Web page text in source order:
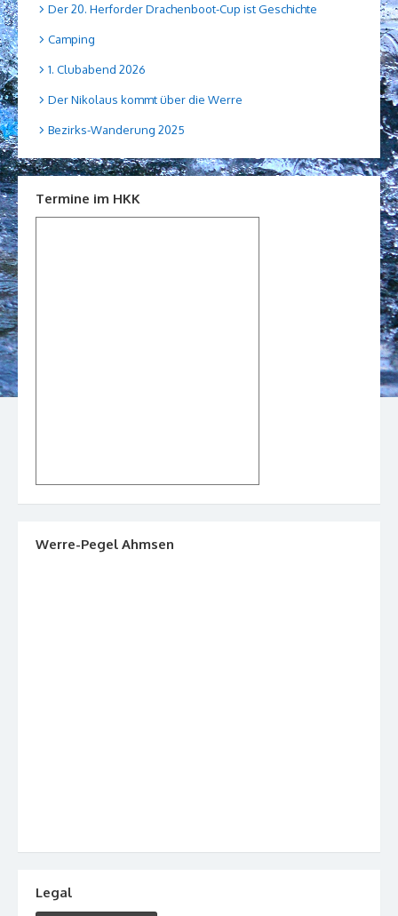
Der 20. Herforder Drachenboot-Cup ist Geschichte
Camping
1. Clubabend 2026
Der Nikolaus kommt über die Werre
Bezirks-Wanderung 2025
Termine im HKK
Werre-Pegel Ahmsen
Legal